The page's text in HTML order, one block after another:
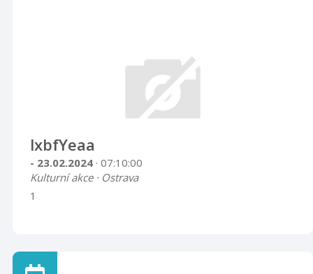
lxbfYeaa
- 23.02.2024 · 07:10:00
Kulturní akce · Ostrava
1